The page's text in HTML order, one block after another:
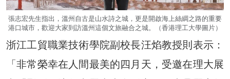
張志宏先生指出，溫州自古是山水詩之城，更是開啟海上絲綢之路的重要
港口城市，歡迎大家到訪溫州這個文旅融合之城。（香港理工大學圖片）
浙江工貿職業技術學院副校長汪焰教授則表示：
「非常榮幸在人間最美的四月天，受邀在理大展